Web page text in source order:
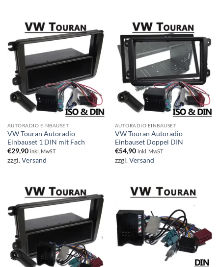
AUTORADIO EINBAUSET
VW Touran Autoradio
Einbauset 1 DIN mit Fach
€29,90 inkl. MwST
zzgl.Versand
AUTORADIO EINBAUSET
VW Touran Autoradio
Einbauset Doppel DIN
€54,90 inkl. MwST
zzgl.Versand